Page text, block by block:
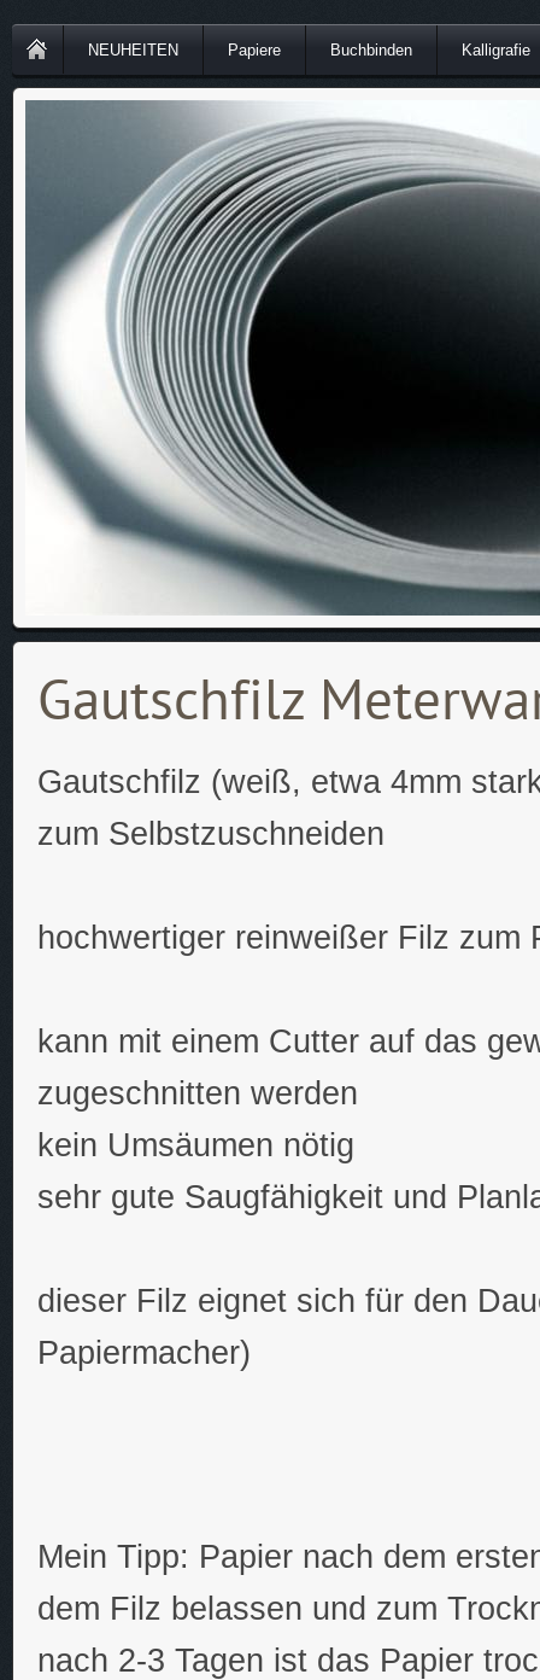
NEUHEITEN Papiere Buchbinden Kalligrafie
Gautschfilz
Gautschfilz (weiß, etwa 4mm
zum Selbstzuschneiden
hochwertiger reinweißer Filz zum
kann mit einem Cutter auf das
zugeschnitten werden
kein Umsäumen nötig
sehr gute Saugfähigkeit und
dieser Filz eignet sich für den
Papiermacher)
Mein Tipp: Papier nach dem
dem Filz belassen und zum
nach 2-3 Tagen ist das Papier